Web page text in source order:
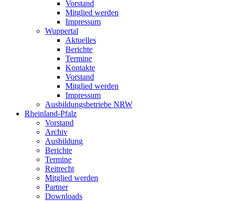
Vorstand
Mitglied werden
Impressum
Wuppertal
Aktuelles
Berichte
Termine
Kontakte
Vorstand
Mitglied werden
Impressum
Ausbildungsbetriebe NRW
Rheinland-Pfalz
Vorstand
Archiv
Ausbildung
Berichte
Termine
Reitrecht
Mitglied werden
Partner
Downloads